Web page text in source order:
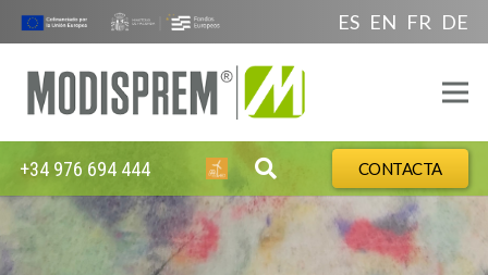
ES EN FR DE
+34 976 694 444 CONTACTA